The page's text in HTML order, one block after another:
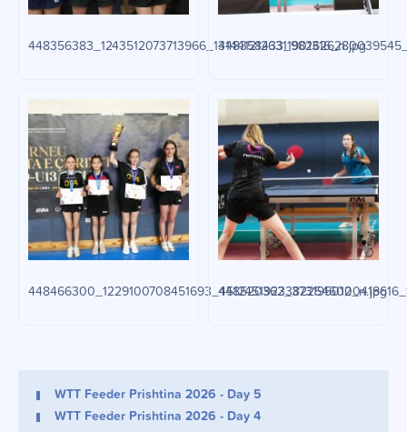
448356383_1243512073713966_1314412126311901316_n.jpg
448466300_1229100708451693_4512451923382254602_n.jpg
WTT Feeder Prishtina 2026 - Day 5
WTT Feeder Prishtina 2026 - Day 4